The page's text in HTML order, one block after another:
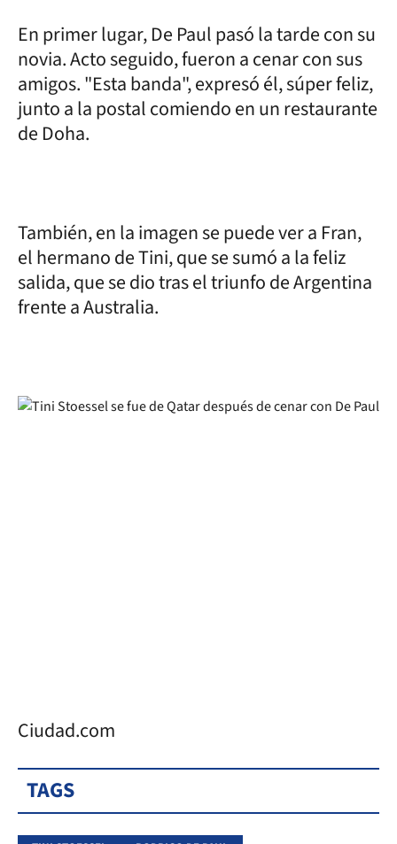
En primer lugar, De Paul pasó la tarde con su
novia. Acto seguido, fueron a cenar con sus
amigos. "Esta banda", expresó él, súper feliz,
junto a la postal comiendo en un restaurante
de Doha.
También, en la imagen se puede ver a Fran,
el hermano de Tini, que se sumó a la feliz
salida, que se dio tras el triunfo de Argentina
frente a Australia.
Ciudad.com
TAGS